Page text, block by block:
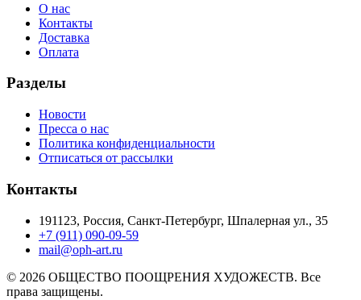
О нас
Контакты
Доставка
Оплата
Разделы
Новости
Пресса о нас
Политика конфиденциальности
Отписаться от рассылки
Контакты
191123, Россия, Санкт-Петербург, Шпалерная ул., 35
+7 (911) 090-09-59
mail@oph-art.ru
© 2026 ОБЩЕСТВО ПООЩРЕНИЯ ХУДОЖЕСТВ. Все
права защищены.